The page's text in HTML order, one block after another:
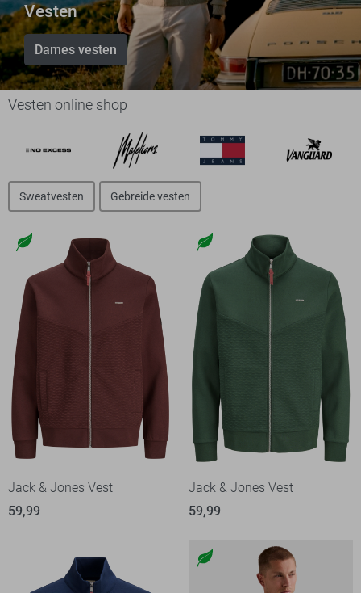
Vesten
Dames vesten
Vesten online shop
Sweatvesten Gebreide vesten
Jack & Jones Vest
59,99
Jack & Jones Vest
59,99